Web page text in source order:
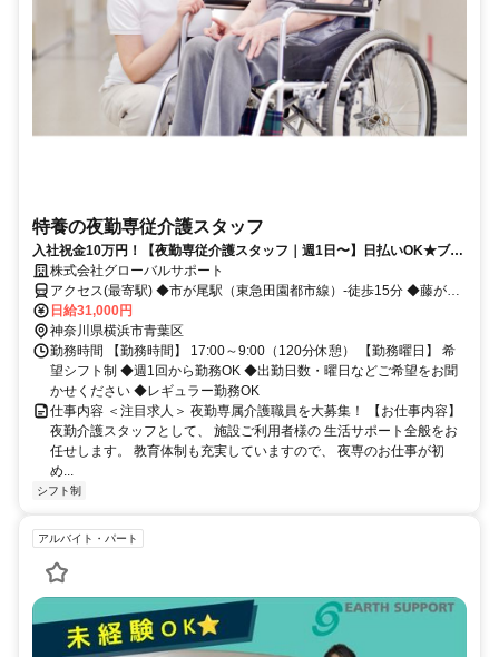
特養の夜勤専従介護スタッフ
入社祝金10万円！【夜勤専従介護スタッフ｜週1日〜】日払いOK★ブラ
ンクOK／Wワーク・扶養内OK／髪色自由
株式会社グローバルサポート
アクセス(最寄駅) ◆市が尾駅（東急田園都市線）-徒歩15分 ◆藤が丘
駅（東急田園都市線）-車5分 ◆川和町駅（横浜市営地下鉄グリーンラ
イン）-車5分
日給31,000円
神奈川県横浜市青葉区
勤務時間 【勤務時間】 17:00～9:00（120分休憩） 【勤務曜日】 希
望シフト制 ◆週1回から勤務OK ◆出勤日数・曜日などご希望をお聞
かせください ◆レギュラー勤務OK
仕事内容 ＜注目求人＞ 夜勤専属介護職員を大募集！ 【お仕事内容】
夜勤介護スタッフとして、 施設ご利用者様の 生活サポート全般をお
任せします。 教育体制も充実していますので、 夜専のお仕事が初
め...
シフト制
アルバイト・パート